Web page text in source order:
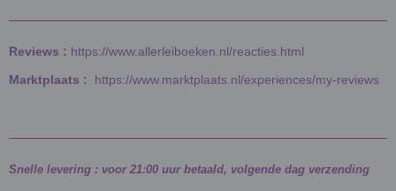
Reviews : https://www.allerleiboeken.nl/reacties.html
Marktplaats : https://www.marktplaats.nl/experiences/my-reviews
Snelle levering : voor 21:00 uur betaald, volgende dag verzending